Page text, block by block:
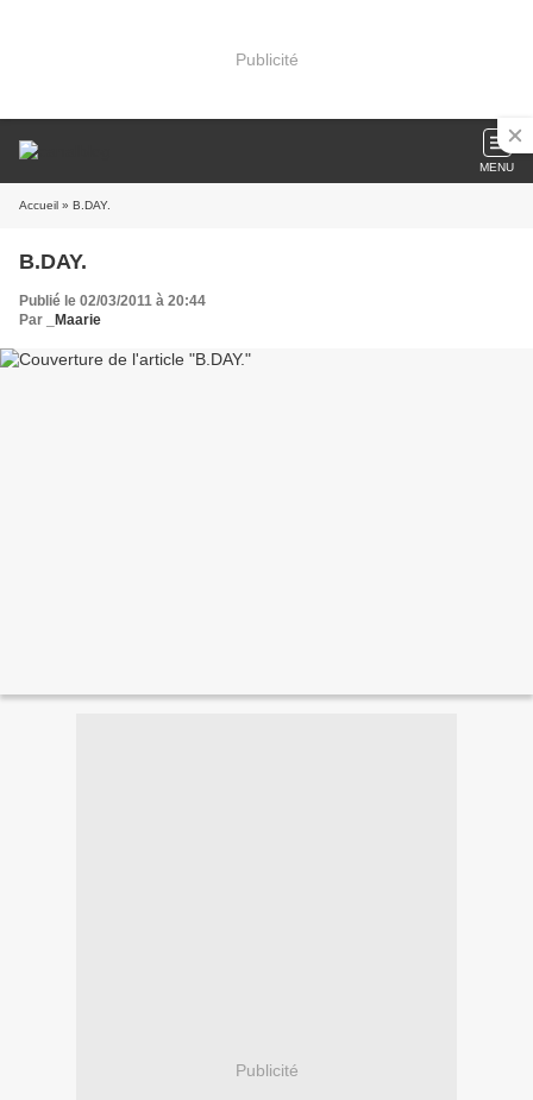
Publicité
MENU
Accueil » B.DAY.
B.DAY.
Publié le 02/03/2011 à 20:44
Par
_Maarie
Publicité